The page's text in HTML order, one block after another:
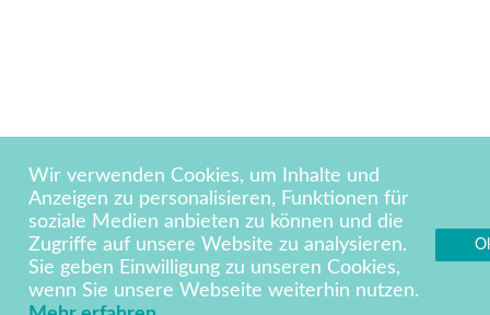
Wir verwenden Cookies, um Inhalte und
Anzeigen zu personalisieren, Funktionen für
soziale Medien anbieten zu können und die
Zugriffe auf unsere Website zu analysieren.
Sie geben Einwilligung zu unseren Cookies,
wenn Sie unsere Webseite weiterhin nutzen.